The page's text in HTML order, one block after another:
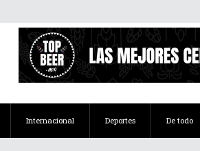
Internacional Deportes De todo